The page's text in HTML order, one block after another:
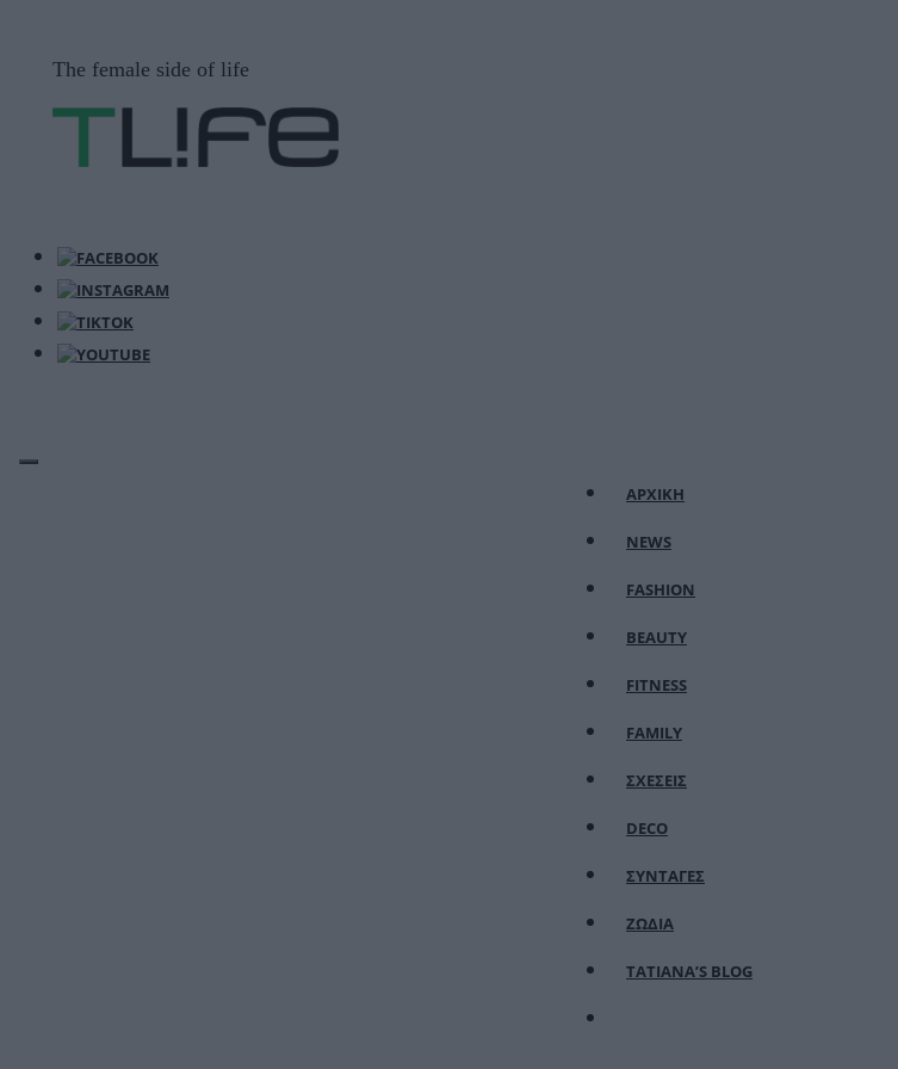
The female side of life
ΑΡΧΙΚΗ
NEWS
FASHION
BEAUTY
FITNESS
FAMILY
ΣΧΕΣΕΙΣ
DECO
ΣΥΝΤΑΓΕΣ
ΖΩΔΙΑ
TATIANA’S BLOG